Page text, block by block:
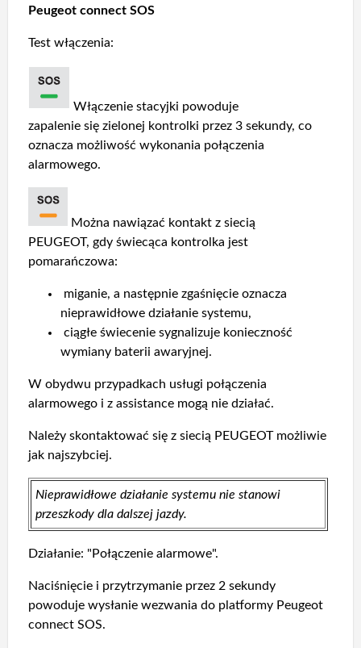
Peugeot connect SOS
Test włączenia:
Włączenie stacyjki powoduje
zapalenie się zielonej kontrolki przez 3 sekundy, co
oznacza możliwość wykonania połączenia
alarmowego.
Można nawiązać kontakt z siecią
PEUGEOT, gdy świecąca kontrolka jest
pomarańczowa:
miganie, a następnie zgaśnięcie oznacza
nieprawidłowe działanie systemu,
ciągłe świecenie sygnalizuje konieczność
wymiany baterii awaryjnej.
W obydwu przypadkach usługi połączenia
alarmowego i z assistance mogą nie działać.
Należy skontaktować się z siecią PEUGEOT możliwie
jak najszybciej.
Nieprawidłowe działanie systemu nie stanowi
przeszkody dla dalszej jazdy.
Działanie: "Połączenie alarmowe".
Naciśnięcie i przytrzymanie przez 2 sekundy
powoduje wysłanie wezwania do platformy Peugeot
connect SOS.